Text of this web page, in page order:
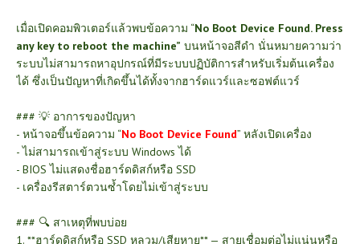
เมื่อเปิดคอมพิวเตอร์แล้วพบข้อความ “No Boot Device Found. Press
any key to reboot the machine” บนหน้าจอสีดำ นั่นหมายความว่า
ระบบไม่สามารถหาอุปกรณ์ที่มีระบบปฏิบัติการสำหรับเริ่มต้นเครื่อง
ได้ ซึ่งเป็นปัญหาที่เกิดขึ้นได้ทั้งจากฮาร์ดแวร์และซอฟต์แวร์
### 💡 อาการของปัญหา
- หน้าจอขึ้นข้อความ “No Boot Device Found” หลังเปิดเครื่อง
- ไม่สามารถเข้าสู่ระบบ Windows ได้
- BIOS ไม่แสดงชื่อฮาร์ดดิสก์หรือ SSD
- เครื่องรีสตาร์ตวนซ้ำโดยไม่เข้าสู่ระบบ
### 🔍 สาเหตุที่พบบ่อย
1. **ฮาร์ดดิสก์หรือ SSD หลวม/เสียหาย** — สายเชื่อมต่อไม่แน่นหรือ